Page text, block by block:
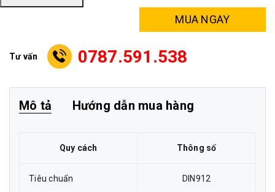
MUA NGAY
Tư vấn 0787.591.538
Mô tả Hướng dẫn mua hàng
Quy cách Thông số
Tiêu chuẩn DIN912